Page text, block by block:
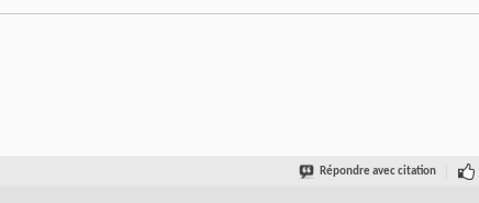
Répondre avec citation